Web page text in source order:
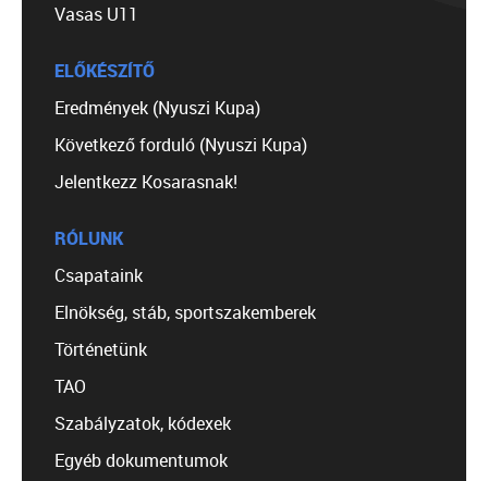
Vasas U11
ELŐKÉSZÍTŐ
Eredmények (Nyuszi Kupa)
Következő forduló (Nyuszi Kupa)
Jelentkezz Kosarasnak!
RÓLUNK
Csapataink
Elnökség, stáb, sportszakemberek
Történetünk
TAO
Szabályzatok, kódexek
Egyéb dokumentumok